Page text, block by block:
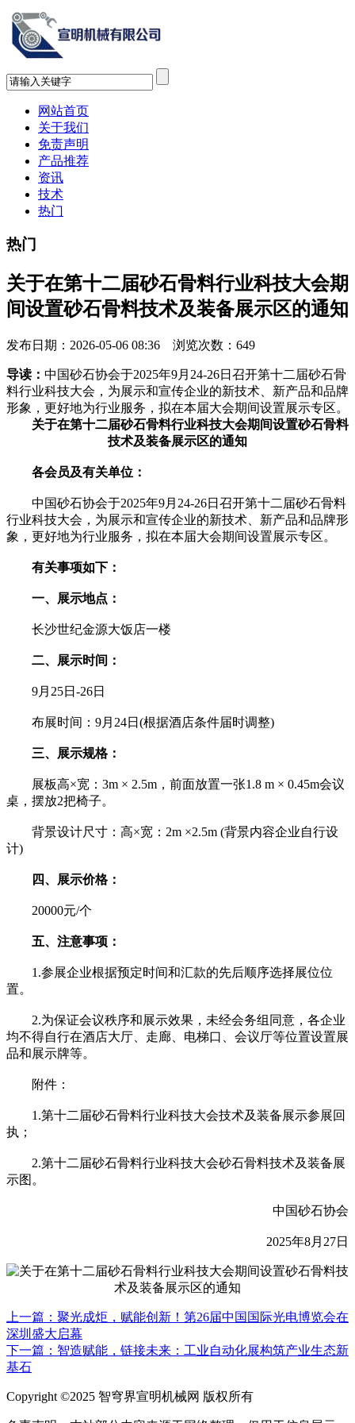
网站首页
关于我们
免责声明
产品推荐
资讯
技术
热门
热门
关于在第十二届砂石骨料行业科技大会期
间设置砂石骨料技术及装备展示区的通知
发布日期：2026-05-06 08:36 浏览次数： 649
导读： 中国砂石协会于2025年9月24-26日召开第十二届砂石骨
料行业科技大会，为展示和宣传企业的新技术、新产品和品牌
形象，更好地为行业服务，拟在本届大会期间设置展示专区。
关于在第十二届砂石骨料行业科技大会期间设置砂石骨料
技术及装备展示区的通知
各会员及有关单位：
中国砂石协会于2025年9月24-26日召开第十二届砂石骨料
行业科技大会，为展示和宣传企业的新技术、新产品和品牌形
象，更好地为行业服务，拟在本届大会期间设置展示专区。
有关事项如下：
一、展示地点：
长沙世纪金源大饭店一楼
二、展示时间：
9月25日-26日
布展时间：9月24日(根据酒店条件届时调整)
三、展示规格：
展板高×宽：3m × 2.5m，前面放置一张1.8 m × 0.45m会议
桌，摆放2把椅子。
背景设计尺寸：高×宽：2m ×2.5m (背景内容企业自行设
计)
四、展示价格：
20000元/个
五、注意事项：
1.参展企业根据预定时间和汇款的先后顺序选择展位位
置。
2.为保证会议秩序和展示效果，未经会务组同意，各企业
均不得自行在酒店大厅、走廊、电梯口、会议厅等位置设置展
品和展示牌等。
附件：
1.第十二届砂石骨料行业科技大会技术及装备展示参展回
执；
2.第十二届砂石骨料行业科技大会砂石骨料技术及装备展
示图。
中国砂石协会
2025年8月27日
上一篇：聚光成炬，赋能创新！第26届中国国际光电博览会在
深圳盛大启幕
下一篇：智造赋能，链接未来：工业自动化展构筑产业生态新
基石
Copyright ©2025 智穹界宣明机械网 版权所有